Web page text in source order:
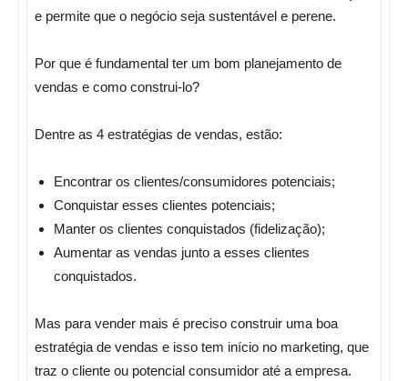
e permite que o negócio seja sustentável e perene.
Por que é fundamental ter um bom planejamento de
vendas e como construi-lo?
Dentre as 4 estratégias de vendas, estão:
Encontrar os clientes/consumidores potenciais;
Conquistar esses clientes potenciais;
Manter os clientes conquistados (fidelização);
Aumentar as vendas junto a esses clientes
conquistados.
Mas para vender mais é preciso construir uma boa
estratégia de vendas e isso tem início no marketing, que
traz o cliente ou potencial consumidor até a empresa.